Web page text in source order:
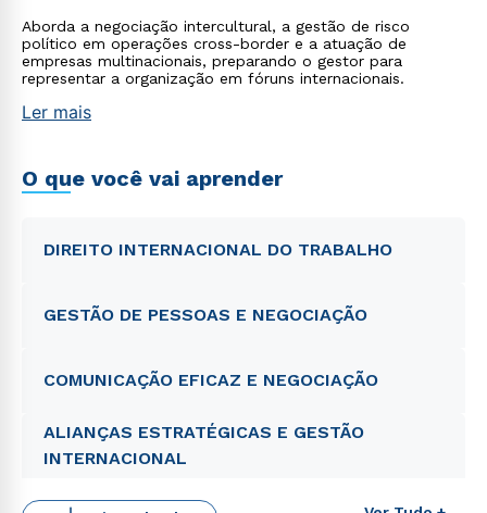
Aborda a negociação intercultural, a gestão de risco
político em operações cross-border e a atuação de
empresas multinacionais, preparando o gestor para
representar a organização em fóruns internacionais.
Ler mais
O que você vai aprender
DIREITO INTERNACIONAL DO TRABALHO
GESTÃO DE PESSOAS E NEGOCIAÇÃO
COMUNICAÇÃO EFICAZ E NEGOCIAÇÃO
ALIANÇAS ESTRATÉGICAS E GESTÃO
INTERNACIONAL